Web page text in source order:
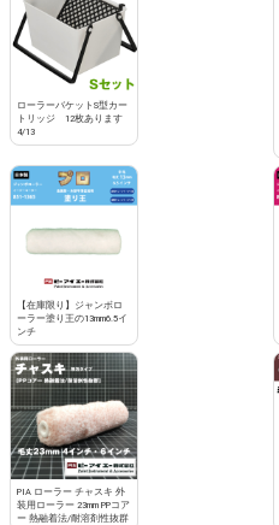
ローラーバケットS型カー
トリッジ 12枚あります
4/13
【在庫限り】ジャンボロ
ーラー塗り王の13mm6.5イ
ンチ
PIA ローラー チャスキ 外
装用ローラー 23mm PPコア
ー 熱融着法/耐溶剤性抜群